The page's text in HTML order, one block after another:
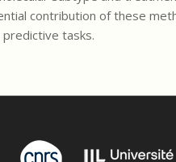
contribution of these
tasks.